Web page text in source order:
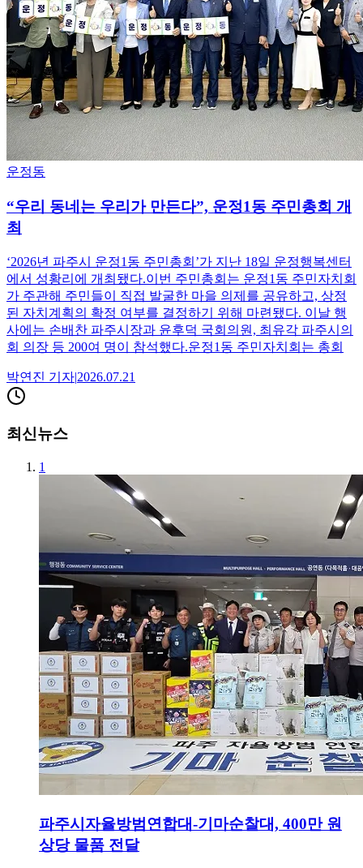
운정동
“우리 동네는 우리가 만든다”, 운정1동 주민총회 개
최
‘2026년 파주시 운정1동 주민총회’가 지난 18일 운정행복센터
에서 성황리에 개최됐다.이번 주민총회는 운정1동 주민자치회
가 주관해 주민들이 직접 발굴한 마을 의제를 공유하고, 상정
된 자치계획의 확정 여부를 결정하기 위해 마련됐다. 이날 행
사에는 손배찬 파주시장과 윤후덕 국회의원, 최유각 파주시의
회 의장 등 200여 명이 참석했다.운정1동 주민자치회는 총회
박연진 기자|2026.07.21
최신뉴스
1
파주시자율방범연합대-기마순찰대, 400만 원
상당 물품 전달